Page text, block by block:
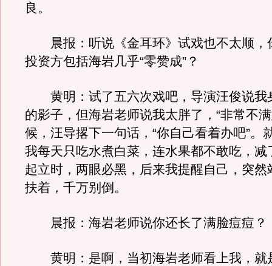
良。
晨报：听说《金耳环》试戏也不太顺，
投资方包括海岩几乎“零赞成”？
黄明：试了五六次戏吧，导演汪俊说我
的影子，但海岩老师说我太胖了，“非常不
候，汪导撂下一句话，“你自己看着办吧”。
我每天只吃水煮白菜，连水果都不敢吃，减
起立时，两眼必黑，后来我提醒自己，突然
扶着，千万别倒。
晨报：海岩老师说你还长了满脸痘痘？
黄明：是啊，当初海岩老师看上我，就